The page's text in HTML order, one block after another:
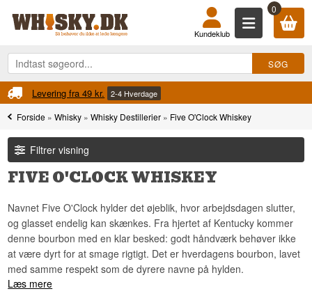
0
Kundeklub
Levering fra 49 kr. 2-4 Hverdage
Forside »Whisky »Whisky Destillerier » Five O'Clock Whiskey
Filtrer visning
FIVE O'CLOCK WHISKEY
Navnet Five O'Clock hylder det øjeblik, hvor arbejdsdagen slutter,
og glasset endelig kan skænkes. Fra hjertet af Kentucky kommer
denne bourbon med en klar besked: godt håndværk behøver ikke
at være dyrt for at smage rigtigt. Det er hverdagens bourbon, lavet
med samme respekt som de dyrere navne på hylden.
Læs mere